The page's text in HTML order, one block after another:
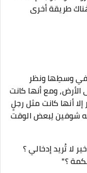
طريقة أخرى
وسطِها ونظر
ومع أنها كانت
أنها كانت مثل رجلٍ
شوفين لِبعض الوقت
لا تُريد إدخالي ؟
؟"